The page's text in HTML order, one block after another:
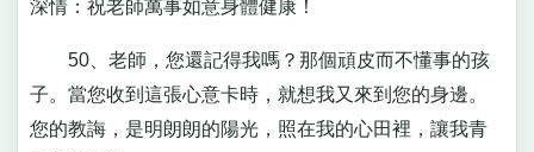
深情：祝老師萬事如意身體健康！
50、老師，您還記得我嗎？那個頑皮而不懂事的孩
子。當您收到這張心意卡時，就想我又來到您的身邊。
您的教誨，是明朗朗的陽光，照在我的心田裡，讓我青